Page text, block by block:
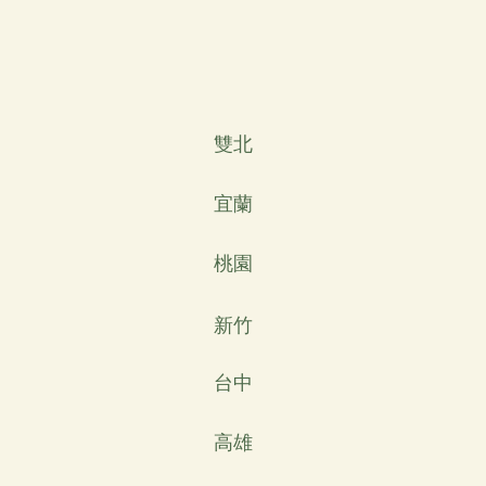
雙北
宜蘭
桃園
新竹
台中
高雄